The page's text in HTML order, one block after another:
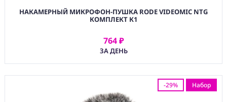
НАКАМЕРНЫЙ МИКРОФОН-ПУШКА RODE VIDEOMIC NTG
КОМПЛЕКТ К1
764 ₽
ЗА ДЕНЬ
АРЕНДОВАТЬ
-29% Набор